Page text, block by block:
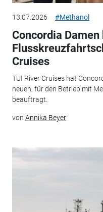
13.07.2026 #Methanol
Concordia Damen
Cruises
TUI River Cruises hat
neuen, für den Betrieb mit
beauftragt.
von Annika Beyer